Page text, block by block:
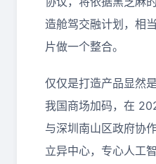
造舱驾交融计划，相
片做一个整合。
仅仅是打造产品显然
我国商场加码，在
与深圳南山区政府协
立异中心，专心人工